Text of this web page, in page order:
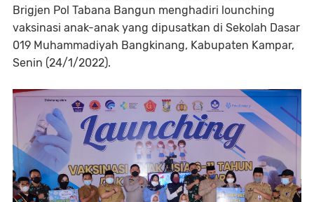
Brigjen Pol Tabana Bangun menghadiri lounching
vaksinasi anak-anak yang dipusatkan di Sekolah Dasar
019 Muhammadiyah Bangkinang, Kabupaten Kampar,
Senin (24/1/2022).